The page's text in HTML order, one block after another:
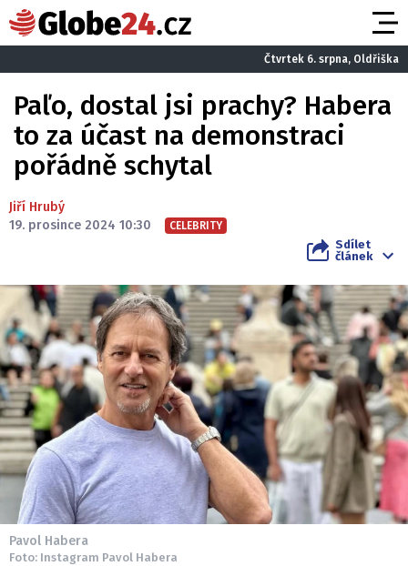
Čtvrtek 6. srpna, Oldřiška
Paľo, dostal jsi prachy? Habera
to za účast na demonstraci
pořádně schytal
Jiří Hrubý
19. prosince 2024 10:30
CELEBRITY
Sdílet
článek
Pavol Habera
Foto: Instagram Pavol Habera